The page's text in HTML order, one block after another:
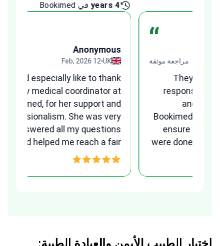
UK
12 Feb, 2026 مراجعة موثقة
I would especially like to thank
Tetiana, my medical coordinator at
Bookimed, for her support and
professionalism. She was very
patient, answered all my questions
clearly, and helped me reach a fair
and transparent agreement. Her
assistance made a stressful